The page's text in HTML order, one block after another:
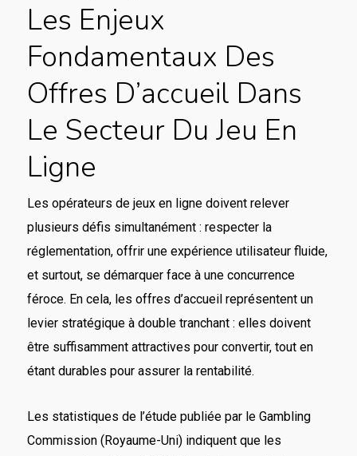
Les Enjeux
Fondamentaux Des
Offres D’accueil Dans
Le Secteur Du Jeu En
Ligne
Les opérateurs de jeux en ligne doivent relever
plusieurs défis simultanément : respecter la
réglementation, offrir une expérience utilisateur fluide,
et surtout, se démarquer face à une concurrence
féroce. En cela, les offres d’accueil représentent un
levier stratégique à double tranchant : elles doivent
être suffisamment attractives pour convertir, tout en
étant durables pour assurer la rentabilité.
Les statistiques de l’étude publiée par le Gambling
Commission (Royaume-Uni) indiquent que les